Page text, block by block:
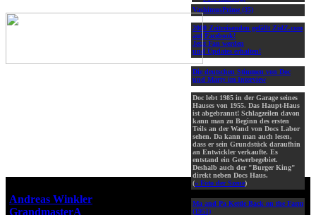
VashimusPrime (35)
2000 Zeitreisenden gefällt ZidZ.com
auf Facebook!
Jetzt Fan werden
und Updates erhalten!
Die deutschen Stimmen von Doc
und Marty im Interview
Doc lebt 1985 in der Garage seines
Hauses von 1955. Das Haupt-Haus
ist abgebrannt! Schlagzeilen davon
kann man zu Beginn des ersten
Teils an der Wand von Docs Labor
sehen. Da kann man auch lesen,
dass er sein Grundstück daraufhin
an Entwickler verkaufte. Es
entstand ein Gewerbegebiet.
Deshalb auch der "Burger King"
direkt neben Docs Haus.
(» Foto der Szene)
Ma and Pa Kettle Back on the Farm
(1951)
Andreas Winkler
GrandmasterA